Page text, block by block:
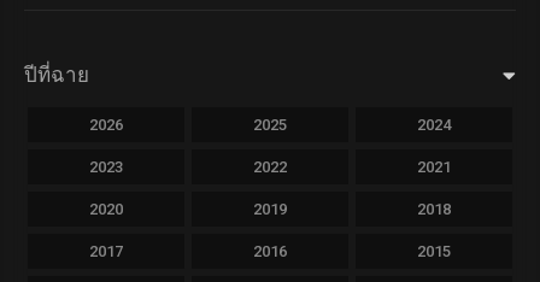
ปีที่ฉาย
2026 2025 2024
2023 2022 2021
2020 2019 2018
2017 2016 2015